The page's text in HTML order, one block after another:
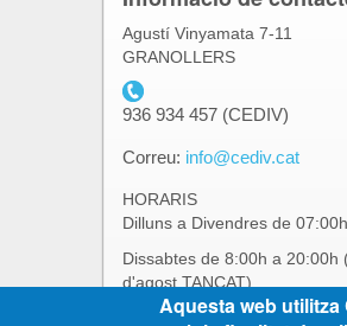
Agustí Vinyamata 7-11
GRANOLLERS
telefon_cediv.gif
936 934 457 (CEDIV)
Correu: info@cediv.cat
HORARIS
Dilluns a Divendres de
Dissabtes de 8:00h a 20:00h
d'agost TANCAT)
*Els mesos d'estiu aquests
Aquesta web